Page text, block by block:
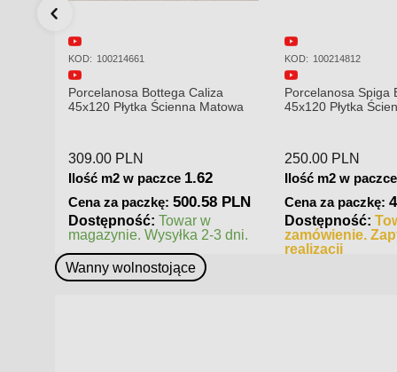
KOD: 100214661
Porcelanosa Bottega Caliza
45x120 Płytka Ścienna Matowa
309.00 PLN
Ilość m2 w paczce 1.62
Cena za paczkę:500.58 PLN
Dostępność: Towar w
magazynie. Wysyłka 2-3 dni.
KOD: 100214812
Porcelanosa Spiga
45x120 Płytka
250.00 PLN
Ilość m2 w paczce
Cena za paczkę:
Dostępność:
zamówienie.
realizacji
Wanny wolnostojące